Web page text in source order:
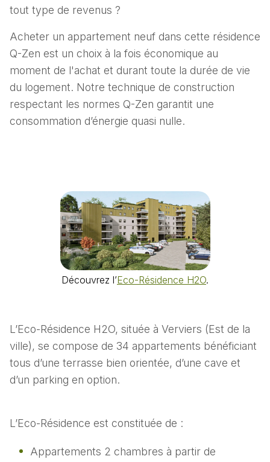
tout type de revenus ?
Acheter un appartement neuf dans cette résidence
Q-Zen est un choix à la fois économique au
moment de l'achat et durant toute la durée de vie
du logement. Notre technique de construction
respectant les normes Q-Zen garantit une
consommation d’énergie quasi nulle.
Découvrez l’Eco-Résidence H2O.
L’Eco-Résidence H2O, située à Verviers (Est de la
ville), se compose de 34 appartements bénéficiant
tous d’une terrasse bien orientée, d’une cave et
d’un parking en option.
L’Eco-Résidence est constituée de :
Appartements 2 chambres à partir de